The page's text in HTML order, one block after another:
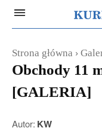
Strona główna
Obchody 11
[GALERIA]
Autor: KW